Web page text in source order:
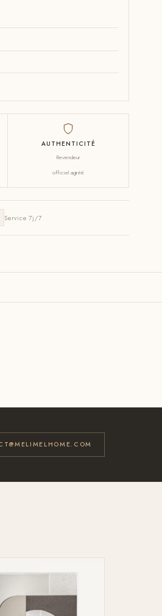
AUTHENTICITÉ
Revendeur
officiel agréé
Service 7j/7